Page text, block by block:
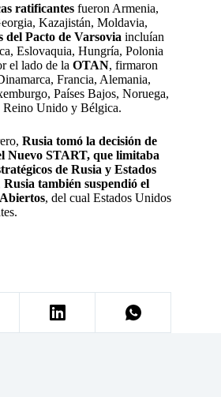
ratificantes fueron Armenia,
Kazajistán, Moldavia,
del Pacto de Varsovia incluían
Eslovaquia, Hungría, Polonia
el lado de la OTAN, firmaron
Francia, Alemania,
Países Bajos, Noruega,
Reino Unido y Bélgica.
Rusia tomó la decisión de
Nuevo START, que limitaba
de Rusia y Estados
Rusia también suspendió el
, del cual Estados Unidos